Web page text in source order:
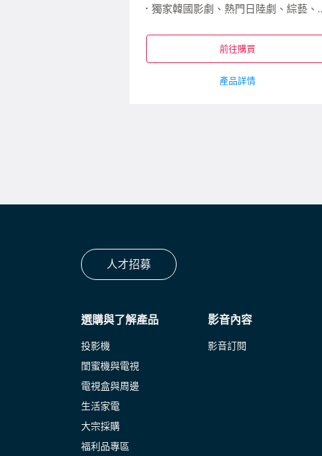
獨家韓國影劇、熱門日陸劇、綜藝、動漫、布袋戲
前往購買
產品詳情
人才招募
選購與了解產品
投影機
閨蜜機與電視
電視盒與周邊
生活家電
大宗採購
福利品專區
影音內容
影音訂閱